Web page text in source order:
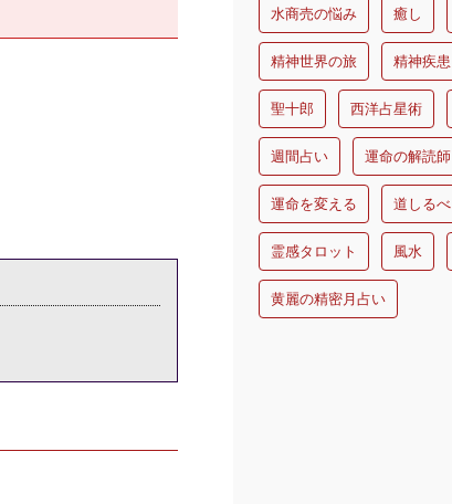
水商売の悩み 癒し
精神世界の旅 精神疾患
聖十郎 西洋占星術
週間占い 運命の解読師
運命を変える 道しるべ
霊感タロット 風水
黄麗の精密月占い